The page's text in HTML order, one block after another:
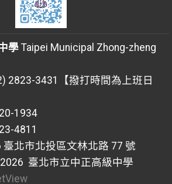
學Taipei Municipal Zhong-zheng
2823-3431【撥打時間為上班日
1934
4811
北市北投區文林北路 77 號
臺北市立中正高級中學